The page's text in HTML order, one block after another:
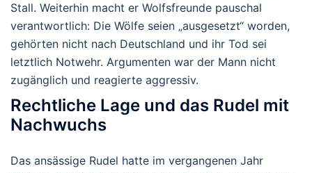
Stall. Weiterhin macht er Wolfsfreunde pauschal
verantwortlich: Die Wölfe seien „ausgesetzt“ worden,
gehörten nicht nach Deutschland und ihr Tod sei
letztlich Notwehr. Argumenten war der Mann nicht
zugänglich und reagierte aggressiv.
Rechtliche Lage und das Rudel mit
Nachwuchs
Das ansässige Rudel hatte im vergangenen Jahr